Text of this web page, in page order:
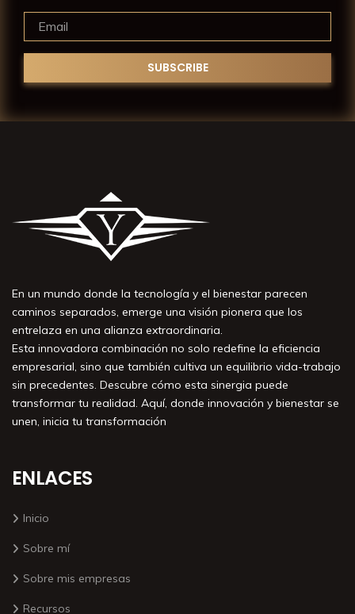
En un mundo donde la tecnología y el bienestar parecen
caminos separados, emerge una visión pionera que los
entrelaza en una alianza extraordinaria.
Esta innovadora combinación no solo redefine la eficiencia
empresarial, sino que también cultiva un equilibrio vida-trabajo
sin precedentes. Descubre cómo esta sinergia puede
transformar tu realidad. Aquí, donde innovación y bienestar se
unen, inicia tu transformación
ENLACES
Inicio
Sobre mí
Sobre mis empresas
Recursos